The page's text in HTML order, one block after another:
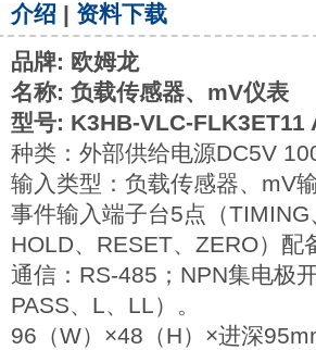
介绍 | 资料下载
品牌: 欧姆龙
名称: 负载传感器、mV仪表
型号: K3HB-VLC-FLK3ET11
种类：外部供给电源DC5V
输入类型：负载传感器、mV输
事件输入端子台5点（TIMING
HOLD、RESET、ZERO）配
通信：RS-485；NPN集电极
PASS、L、LL）。
96（W）×48（H）×进深